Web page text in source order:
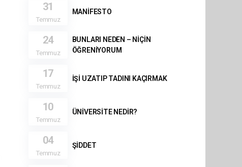
31
Temmuz
MANİFESTO
24
Temmuz
BUNLARI NEDEN – NİÇİN
ÖĞRENİYORUM
17
Temmuz
İŞİ UZATIP TADINI KAÇIRMAK
10
Temmuz
ÜNİVERSİTE NEDİR?
04
Temmuz
ŞİDDET